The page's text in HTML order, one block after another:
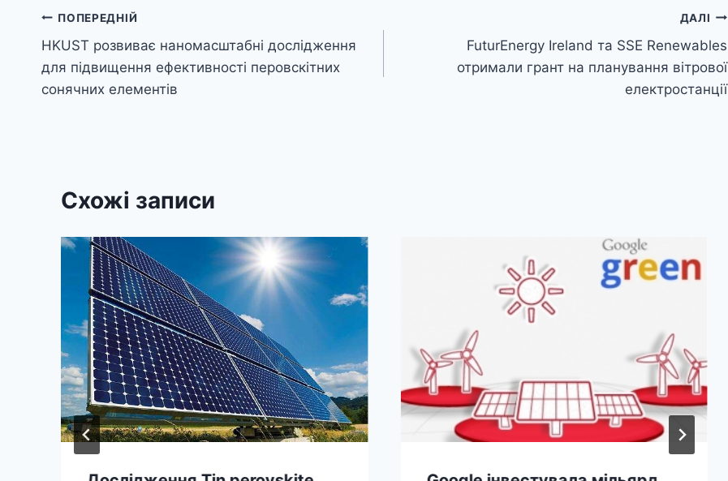
Навігація
записів
ПОПЕРЕДНІЙ
HKUST розвиває наномасштабні дослідження
для підвищення ефективності перовскітних
сонячних елементів
ДАЛІ
FuturEnergy Ireland та SSE Renewables
отримали грант на планування вітрової
електростанції
Схожі записи